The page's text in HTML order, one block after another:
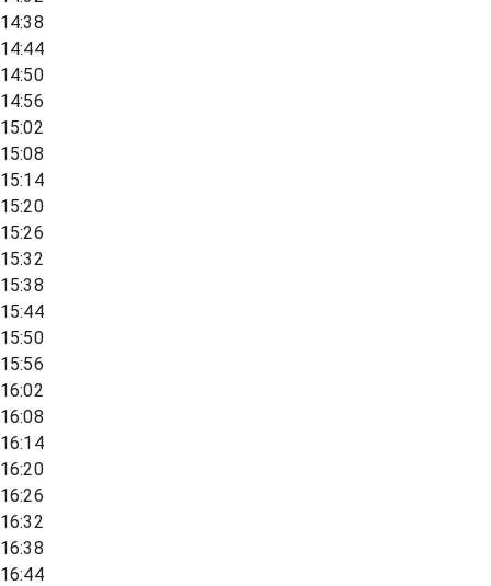
14:38
14:44
14:50
14:56
15:02
15:08
15:14
15:20
15:26
15:32
15:38
15:44
15:50
15:56
16:02
16:08
16:14
16:20
16:26
16:32
16:38
16:44